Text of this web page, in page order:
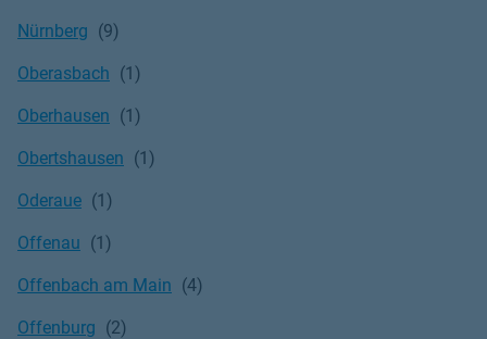
Nürnberg
Oberasbach
Oberhausen
Obertshausen
Oderaue
Offenau
Offenbach am Main
Offenburg